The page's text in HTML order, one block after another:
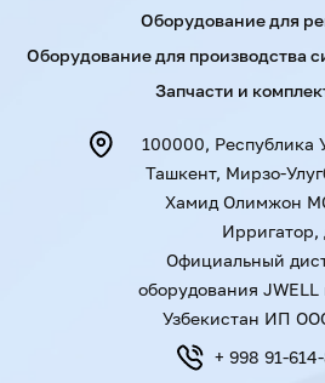
Оборудование для
Оборудование для производства
Запчасти и
100000, Республика
Ташкент, Мирзо-
Хамид Олимжон
Ирригатор,
Официальный
оборудования
Узбекистан ИП
+ 998 91-